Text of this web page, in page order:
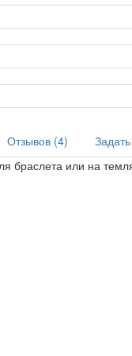
Отзывов (4)
браслета или на